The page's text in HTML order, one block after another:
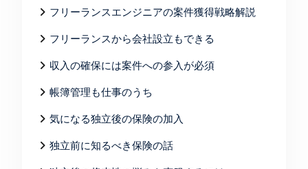
フリーランスエンジニアの案件獲得戦略解説
フリーランスから会社設立もできる
収入の確保には案件への参入が必須
帳簿管理も仕事のうち
気になる独立後の保険の加入
独立前に知るべき保険の話